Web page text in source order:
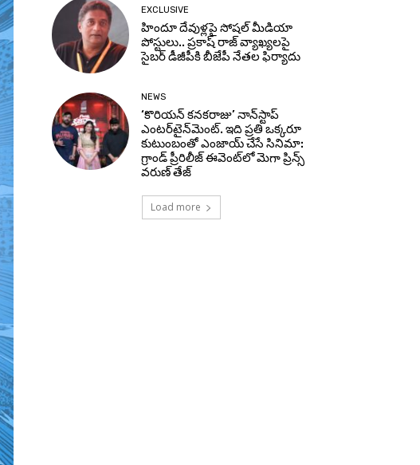
EXCLUSIVE
హిందూ దేవుళ్లపై సోషల్ మీడియా
పోస్టులు.. ప్రకాష్ రాజ్ వ్యాఖ్యలపై
సైబర్ డీజీపీకి బీజేపీ నేతల ఫిర్యాదు
NEWS
‘కొరియన్ కనకరాజు’ నాన్‌స్టాప్
ఎంటర్‌టైన్‌మెంట్. ఇది ప్రతి ఒక్కరూ
కుటుంబంతో ఎంజాయ్ చేసే సినిమా:
గ్రాండ్ ప్రీరిలీజ్ ఈవెంట్‌లో మెగా ప్రిన్స్
వరుణ్ తేజ్
Load more